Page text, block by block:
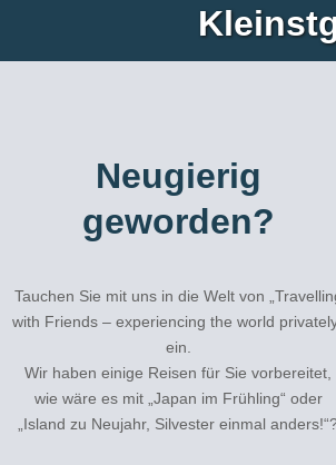
Neugierig
geworden?
Tauchen Sie mit uns in die Welt von
with Friends – experiencing the world
ein.
Wir haben einige Reisen für Sie vorbereitet,
wie wäre es mit „Japan im Frühling“ oder
„Island zu Neujahr, Silvester einmal